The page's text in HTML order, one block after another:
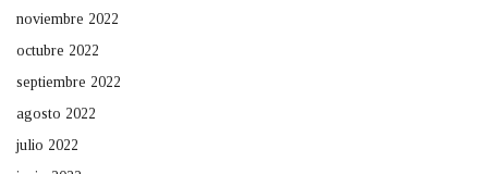
noviembre 2022
octubre 2022
septiembre 2022
agosto 2022
julio 2022